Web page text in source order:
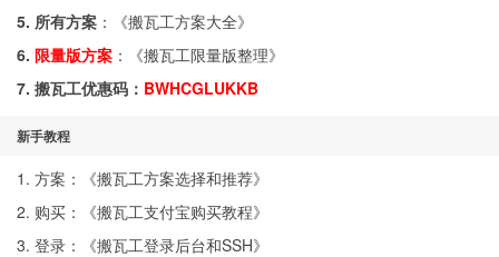
5. 所有方案 ：《搬瓦工方案大全》
6. 限量版方案 ：《搬瓦工限量版整理》
7. 搬瓦工优惠码： BWHCGLUKKB
新手教程
1. 方案：《搬瓦工方案选择和推荐》
2. 购买：《搬瓦工支付宝购买教程》
3. 登录：《搬瓦工登录后台和SSH》